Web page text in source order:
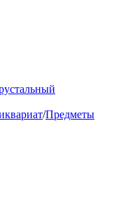
/Предметы